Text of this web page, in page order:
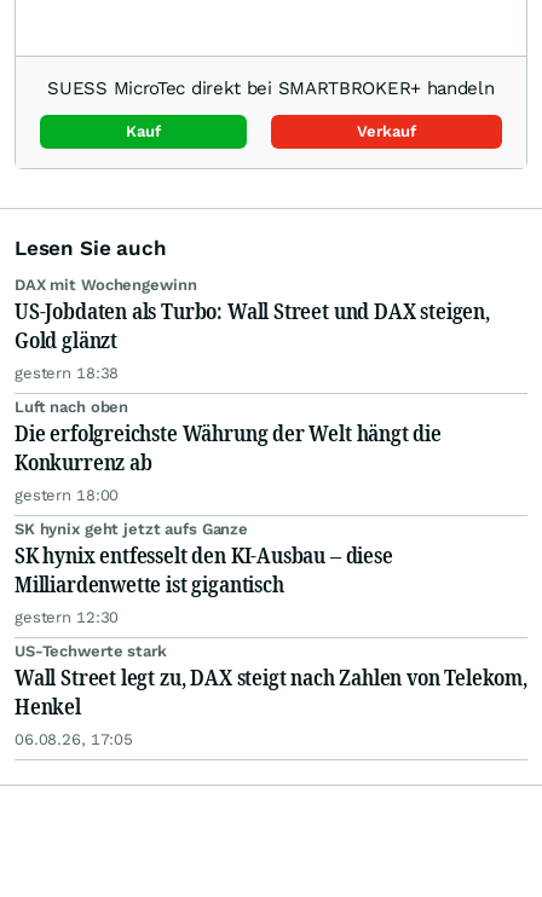
SUESS MicroTec direkt bei SMARTBROKER+ handeln
Kauf Verkauf
Lesen Sie auch
DAX mit Wochengewinn
US-Jobdaten als Turbo: Wall Street und DAX steigen,
Gold glänzt
gestern 18:38
Luft nach oben
Die erfolgreichste Währung der Welt hängt die
Konkurrenz ab
gestern 18:00
SK hynix geht jetzt aufs Ganze
SK hynix entfesselt den KI-Ausbau – diese
Milliardenwette ist gigantisch
gestern 12:30
US-Techwerte stark
Wall Street legt zu, DAX steigt nach Zahlen von Telekom,
Henkel
06.08.26, 17:05